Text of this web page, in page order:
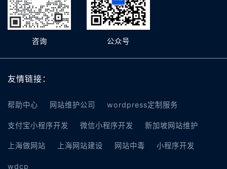
咨询 公众号
友情链接：
帮助中心 网站维护公司 wordpress定制服务
支付宝小程序开发 微信小程序开发 新加坡网站维护
上海做网站 上海网站建设 网站中毒 小程序开发
wdcp